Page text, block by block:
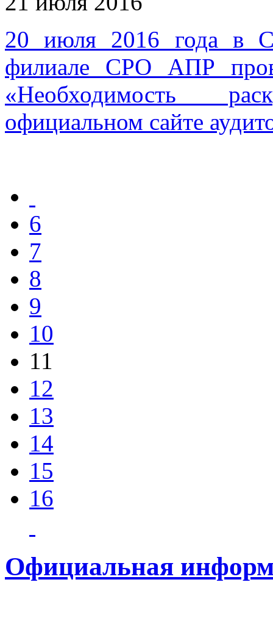
20 июля 2016 года в
филиале СРО АПР
«Необходимость
официальном сайте
6
7
8
9
10
11
12
13
14
15
16
Официальная